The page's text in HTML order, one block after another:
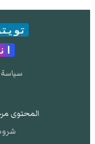
المحتوى